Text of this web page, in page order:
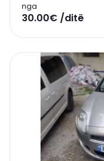
nga
30.00€ /ditë